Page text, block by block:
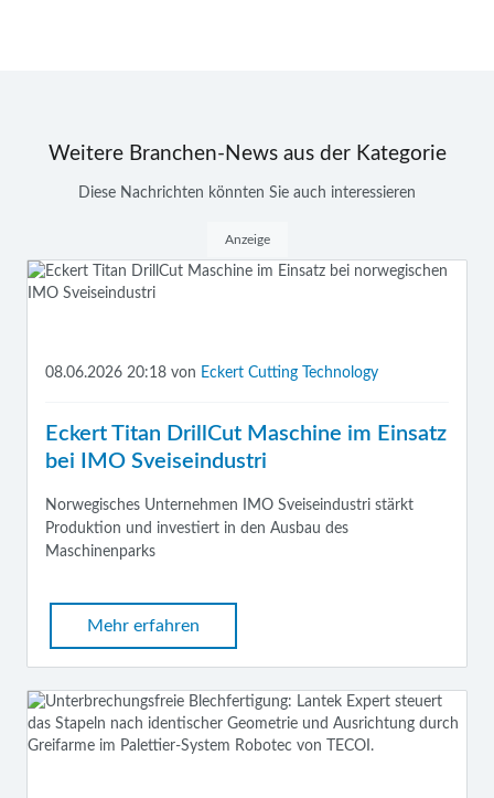
Weitere Branchen-News aus der Kategorie
Diese Nachrichten könnten Sie auch interessieren
Anzeige
08.06.2026 20:18 von Eckert Cutting Technology
Eckert Titan DrillCut Maschine im Einsatz
bei IMO Sveiseindustri
Norwegisches Unternehmen IMO Sveiseindustri stärkt
Produktion und investiert in den Ausbau des
Maschinenparks
Mehr erfahren